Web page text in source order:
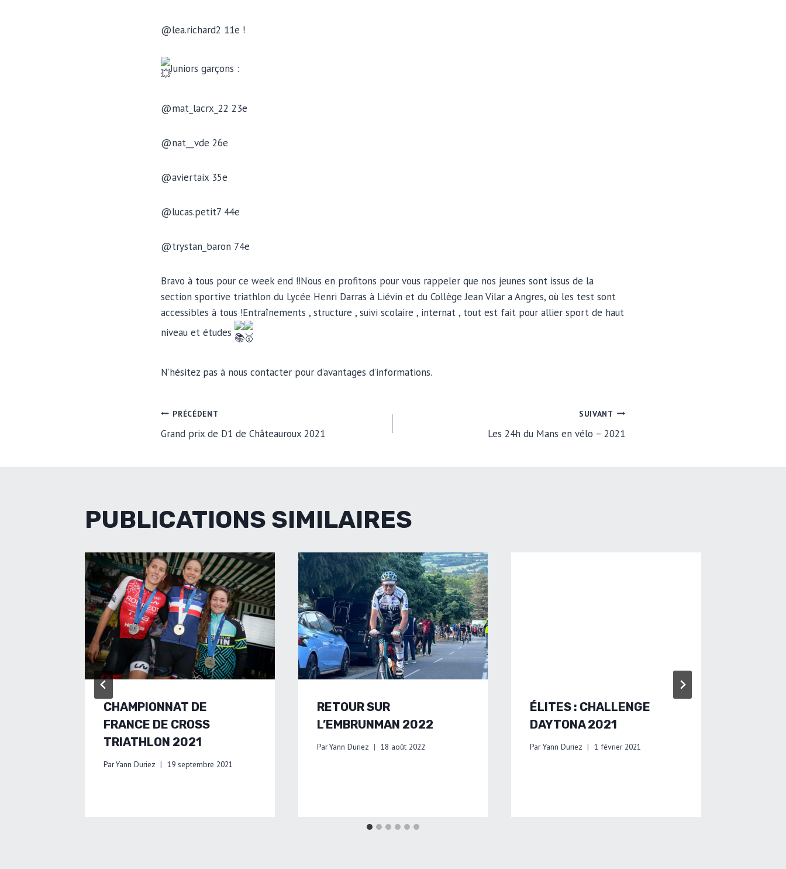
@lea.richard2 11e !
Juniors garçons :
@mat_lacrx_22 23e
@nat__vde 26e
@aviertaix 35e
@lucas.petit7 44e
@trystan_baron 74e
Bravo à tous pour ce week end !!Nous en profitons pour vous rappeler que nos jeunes sont issus de la
section sportive triathlon du Lycée Henri Darras à Liévin et du Collège Jean Vilar a Angres, où les test sont
accessibles à tous !Entraînements , structure , suivi scolaire , internat , tout est fait pour allier sport de haut
niveau et études
N’hésitez pas à nous contacter pour d’avantages d’informations.
NAVIGATION
PRÉCÉDENT
Grand prix de D1 de Châteauroux 2021
SUIVANT
Les 24h du Mans en vélo – 2021
PUBLICATIONS SIMILAIRES
CHAMPIONNAT DE
FRANCE DE CROSS
TRIATHLON 2021
ParYann Duriez 19 septembre 2021
RETOUR SUR
L’EMBRUNMAN 2022
ParYann Duriez 18 août 2022
ÉLITES : CHALLENGE
DAYTONA 2021
Par Yann Duriez 1 février 2021